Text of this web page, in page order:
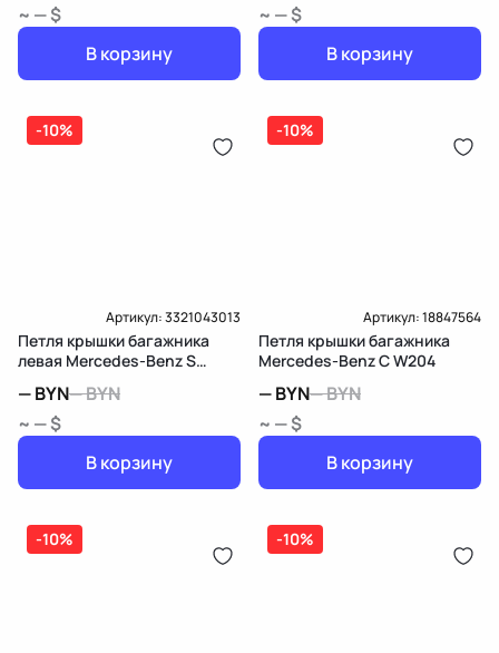
~ — $
В корзину
~ — $
В корзину
-10%
Артикул:3321043013
Петля крышки багажника
левая Mercedes-Benz S
—BYN—BYN
~ — $
В корзину
-10%
Артикул:18847564
Петля крышки багажника
Mercedes-Benz C W204
—BYN—BYN
~ — $
В корзину
-10% -10%